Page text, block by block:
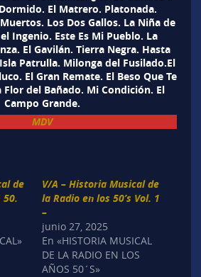
El Matrero. Platonada.
Los Dos Gallos. La Niña de
Ingenio. Este Es Mi Pueblo. La
El Gavilán. Tierra Negra. Hasta
Patrulla. Milonga del Fusilado.El
El Gran Remate. El Beso Que Te
Flor del Bañado. Mi Condición. El
Campo Grande.
MDV
de
50.
V/A – Historia Musical de
la Radio en los 50’s Vol. 1
–
junio 27, 2025
En «HISTORIA MUSICAL
DE LA RADIO EN LOS
AÑOS 50´S»